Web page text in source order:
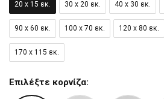
20 x 15 εκ. 30 x 20 εκ. 40 x 30 εκ.
90 x 60 εκ. 100 x 70 εκ. 120 x 80 εκ.
170 x 115 εκ.
Επιλέξτε κορνίζα: